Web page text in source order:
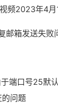
频2023年4月
邮箱发送失败
端口号25默
问题